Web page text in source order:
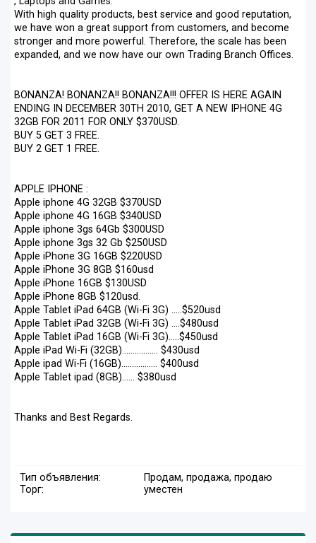
With high quality products, best service and good reputation,
we have won a great support from customers, and become
stronger and more powerful. Therefore, the scale has been
expanded, and we now have our own Trading Branch Offices.
BONANZA! BONANZA!! BONANZA!!! OFFER IS HERE AGAIN
ENDING IN DECEMBER 30TH 2010, GET A NEW IPHONE 4G
32GB FOR 2011 FOR ONLY $370USD.
BUY 5 GET 3 FREE.
BUY 2 GET 1 FREE.
APPLE IPHONE :
Apple iphone 4G 32GB $370USD
Apple iphone 4G 16GB $340USD
Apple iphone 3gs 64Gb $300USD
Apple iphone 3gs 32 Gb $250USD
Apple iPhone 3G 16GB $220USD
Apple iPhone 3G 8GB $160usd
Apple iPhone 16GB $130USD
Apple iPhone 8GB $120usd.
Apple Tablet iPad 64GB (Wi-Fi 3G) .....$520usd
Apple Tablet iPad 32GB (Wi-Fi 3G) ....$480usd
Apple Tablet iPad 16GB (Wi-Fi 3G).....$450usd
Apple iPad Wi-Fi (32GB)................. $430usd
Apple ipad Wi-Fi (16GB)................. $400usd
Apple Tablet ipad (8GB)...... $380usd
Thanks and Best Regards.
Тип объявления:
Продам, продажа, продаю
Торг:
уместен